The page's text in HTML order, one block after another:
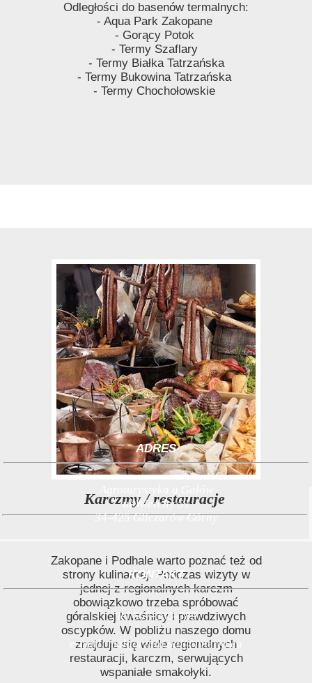
Karczmy / restauracje
Odległości do basenów termalnych:
- Aqua Park Zakopane
- Gorący Potok
- Termy Szaflary
- Termy Białka Tatrzańska
- Termy Bukowina Tatrzańska
- Termy Chochołowskie
Zakopane i Podhale warto poznać też od
strony kulinarnej. Podczas wizyty w
jednej z regionalnych karczm
obowiązkowo trzeba spróbować
góralskiej kwaśnicy i prawdziwych
oscypków. W pobliżu naszego domu
znajduje się wiele regionalnych
restauracji, karczm, serwujących
wspaniałe smakołyki.
ADRES
ul Wierchy 51
34-425 Gliczarów Górny
KONTAKT
Tel 667-335-389
e-mail:malgorzata.gal@interia.eu